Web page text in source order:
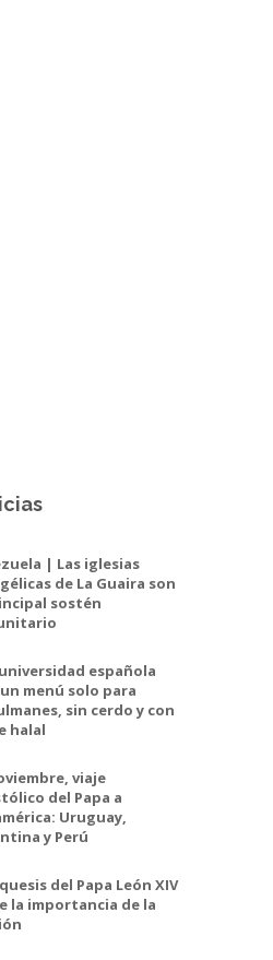
| Las iglesias
de La Guaira son
sostén
española
menú solo para
sin cerdo y con
halal
viaje
del Papa a
Uruguay,
y Perú
del Papa León XIV
la importancia de la